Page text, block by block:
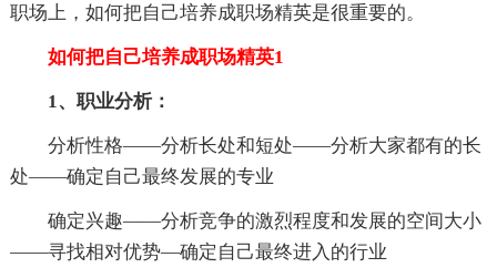
职场上，如何把自己培养成职场精英是很重要的。
如何把自己培养成职场精英1
1、职业分析：
分析性格——分析长处和短处——分析大家都有的长
处——确定自己最终发展的专业
确定兴趣——分析竞争的激烈程度和发展的空间大小
——寻找相对优势—确定自己最终进入的行业